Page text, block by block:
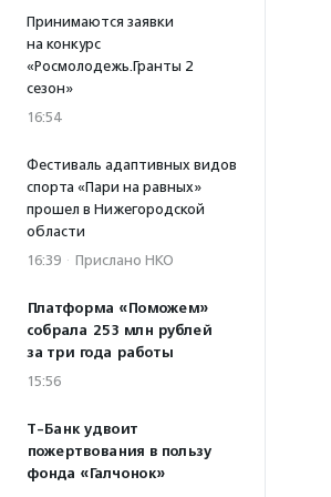
Принимаются заявки
на конкурс
«Росмолодежь.Гранты 2
сезон»
16:54
Фестиваль адаптивных видов
спорта «Пари на равных»
прошел в Нижегородской
области
16:39 · Прислано НКО
Платформа «Поможем»
собрала 253 млн рублей
за три года работы
15:56
Т-Банк удвоит
пожертвования в пользу
фонда «Галчонок»